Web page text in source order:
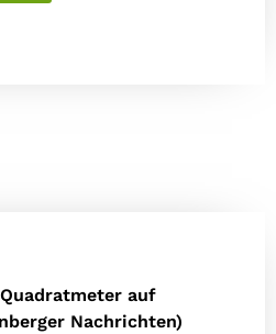
auf
Nachrichten)